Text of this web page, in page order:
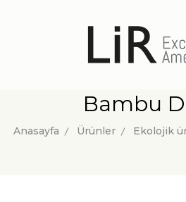
Bambu
Anasayfa Ürünler Ekolojik